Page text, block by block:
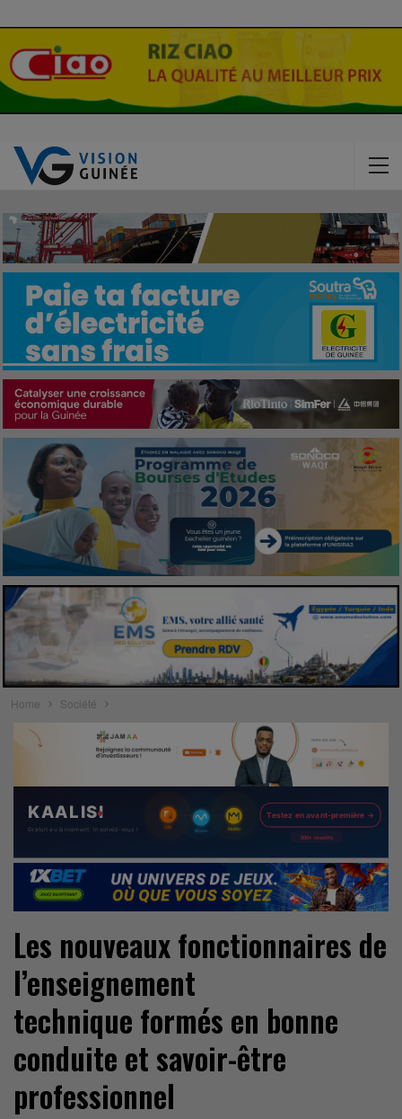
Home Société
Les nouveaux fonctionnaires de
l’enseignement
technique formés en bonne
conduite et savoir-être
professionnel